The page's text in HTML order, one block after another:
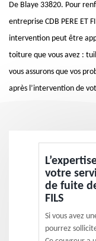
De Blaye 33820. Pour
entreprise CDB PERE ET
intervention peut être
toiture que vous avez :
vous assurons que vos
après l’intervention de
votre
de fuite
FILS
Si vous avez
pourrez